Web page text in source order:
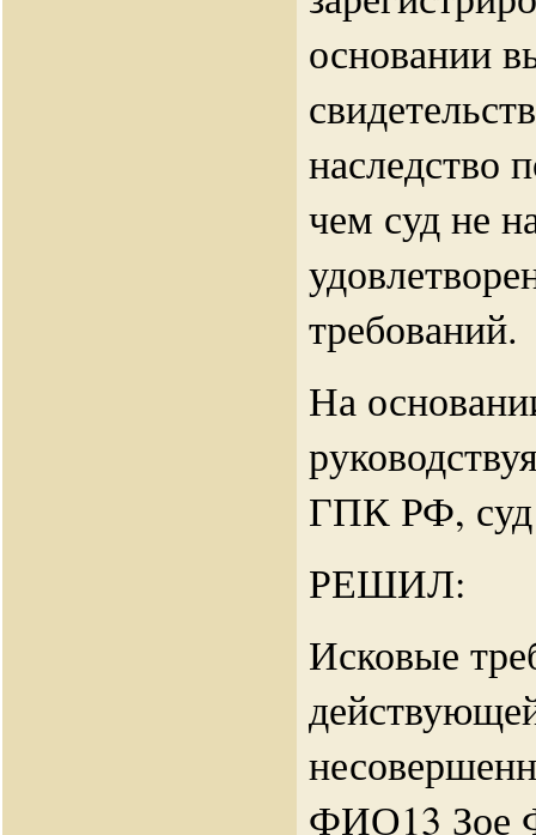
основании
наследство
чем суд не
требований.
На
ГПК РФ, суд
РЕШИЛ:
Исковые
ФИО13 Зое